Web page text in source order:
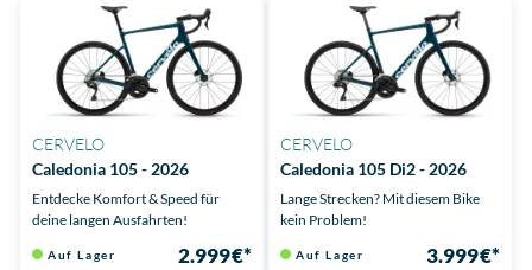
CERVELO
Caledonia 105 - 2026
Entdecke Komfort & Speed für
deine langen Ausfahrten!
Auf Lager 2.999 €*
CERVELO
Caledonia 105 Di2 - 2026
Lange Strecken? Mit diesem Bike
kein Problem!
Auf Lager 3.999 €*